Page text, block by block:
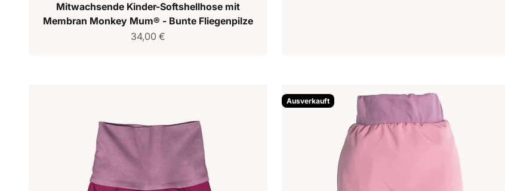
Mitwachsende Kinder-Softshellhose mit
Membran Monkey Mum® - Bunte Fliegenpilze
Verkaufspreis
34,00 €
Ausverkauft